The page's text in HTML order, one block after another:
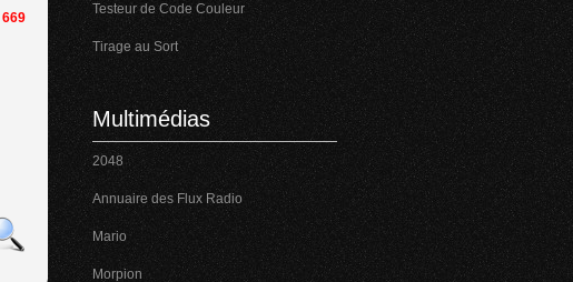
669
Testeur de Code Couleur
Tirage au Sort
Multimédias
2048
Annuaire des Flux Radio
Mario
Morpion